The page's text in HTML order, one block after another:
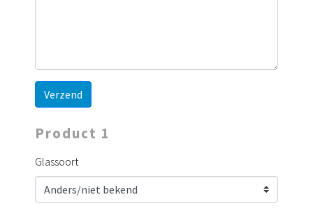
Verzend
Product 1
Glassoort